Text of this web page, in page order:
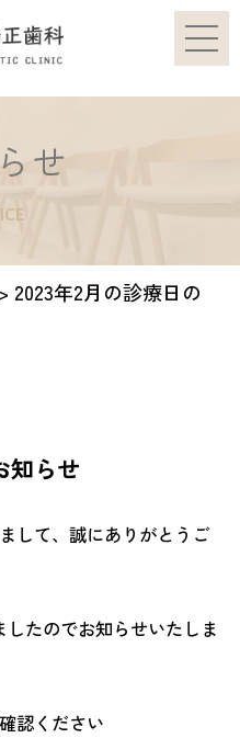
せ
2023年2月の診療日の
知らせ
して、誠にありがとうご
たのでお知らせいたしま
認ください